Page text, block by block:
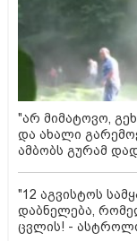
"არ მიმატოვო,
და ახალი
ამბობს გურამ
"12 აგვისტოს
დაბნელება,
ცვლის! -